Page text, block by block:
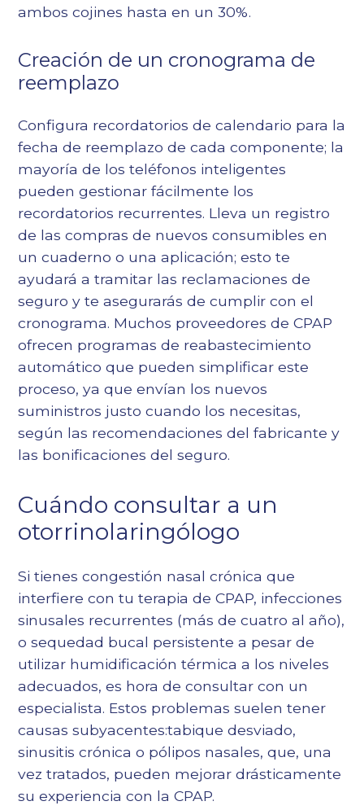
ambos cojines hasta en un 30%.
Creación de un cronograma de
reemplazo
Configura recordatorios de calendario para la
fecha de reemplazo de cada componente; la
mayoría de los teléfonos inteligentes
pueden gestionar fácilmente los
recordatorios recurrentes. Lleva un registro
de las compras de nuevos consumibles en
un cuaderno o una aplicación; esto te
ayudará a tramitar las reclamaciones de
seguro y te asegurarás de cumplir con el
cronograma. Muchos proveedores de CPAP
ofrecen programas de reabastecimiento
automático que pueden simplificar este
proceso, ya que envían los nuevos
suministros justo cuando los necesitas,
según las recomendaciones del fabricante y
las bonificaciones del seguro.
Cuándo consultar a un
otorrinolaringólogo
Si tienes congestión nasal crónica que
interfiere con tu terapia de CPAP, infecciones
sinusales recurrentes (más de cuatro al año),
o sequedad bucal persistente a pesar de
utilizar humidificación térmica a los niveles
adecuados, es hora de consultar con un
especialista. Estos problemas suelen tener
causas subyacentes:tabique desviado,
sinusitis crónica o pólipos nasales, que, una
vez tratados, pueden mejorar drásticamente
su experiencia con la CPAP.